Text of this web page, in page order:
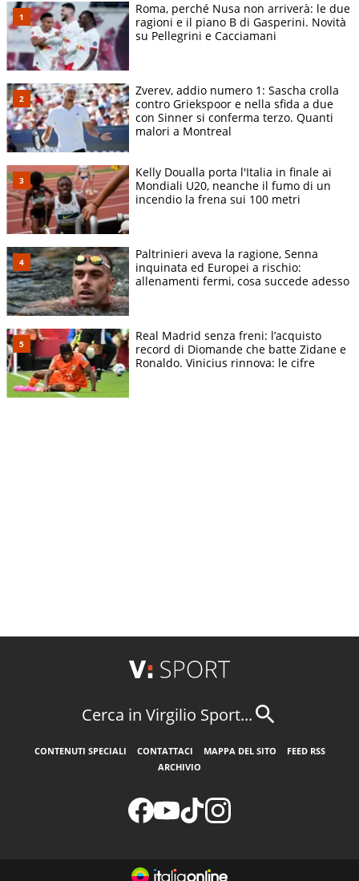
Roma, perché Nusa non arriverà: le due
ragioni e il piano B di Gasperini. Novità
su Pellegrini e Cacciamani
Zverev, addio numero 1: Sascha crolla
contro Griekspoor e nella sfida a due
con Sinner si conferma terzo. Quanti
malori a Montreal
Kelly Doualla porta l'Italia in finale ai
Mondiali U20, neanche il fumo di un
incendio la frena sui 100 metri
Paltrinieri aveva la ragione, Senna
inquinata ed Europei a rischio:
allenamenti fermi, cosa succede adesso
Real Madrid senza freni: l’acquisto
record di Diomande che batte Zidane e
Ronaldo. Vinicius rinnova: le cifre
Cerca in Virgilio Sport...
CONTENUTI SPECIALI CONTATTACI MAPPA DEL SITO
FEED RSS
ARCHIVIO